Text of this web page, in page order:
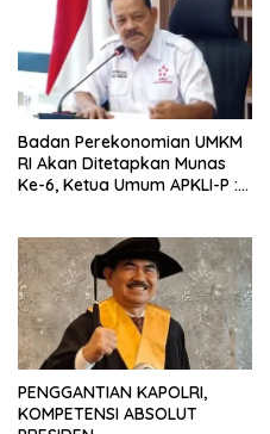
Badan Perekonomian UMKM
RI Akan Ditetapkan Munas
Ke-6, Ketua Umum APKLI-P :
PENGGANTIAN KAPOLRI,
KOMPETENSI ABSOLUT